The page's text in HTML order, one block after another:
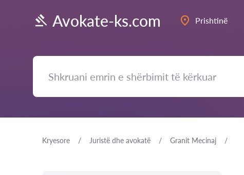
Avokate-ks.com Prishtinë
Kryesore Juristë dhe avokatë Granit Mecinaj